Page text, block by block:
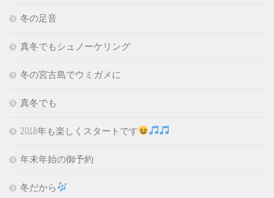
冬の足音
真冬でもシュノーケリング
冬の宮古島でウミガメに
真冬でも
2018年も楽しくスタートです
年末年始の御予約
冬だから